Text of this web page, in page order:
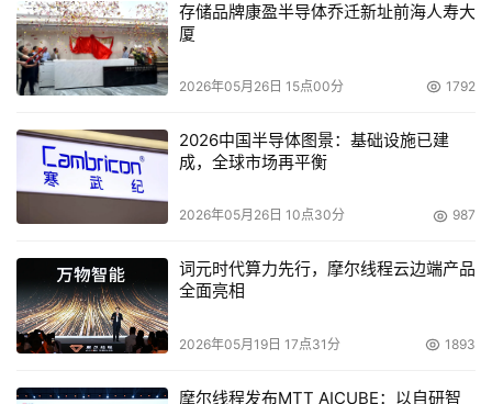
John Swainson表示，CA已经超越了过去，正朝着成为
企业IT管理软件领导者的目标前进。公司的管理团队目前已
项目以大力强调对用户和合作伙伴关系的重视；对业务进行
了重组，以使公司能够更专注于企业系统管理、安全管理和
存储管理等领域中增长潜力巨大的机会；在其它市场增长机
遇方面也进行了投资，包括进行了一系列重要的收购；以及
发布了新的品牌。
在CA World 2005大会上，CA还发布了全新的全球品牌
推广计划，表明了CA帮助用户统一和简化企业IT管理的决
存储品牌康盈半导体乔迁新址前海人寿大
厦
2026年05月26日 15点00分 1792
2026中国半导体图景：基础设施已建
成，全球市场再平衡
2026年05月26日 10点30分 987
词元时代算力先行，摩尔线程云边端产品
全面亮相
2026年05月19日 17点31分 1893
摩尔线程发布MTT AICUBE：以自研智